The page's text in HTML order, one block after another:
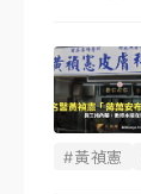
#黃禎憲